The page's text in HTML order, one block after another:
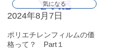
気になる
2024年8月7日
ポリエチレンフィルムの価
格って？ Part１